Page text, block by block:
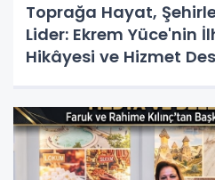
Toprağa Hayat,
Lider: Ekrem Yüce'nin
Hikâyesi ve Hizmet